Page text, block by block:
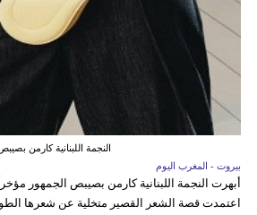
النجمة اللبنانية كارمن
بيروت - المغرب اليوم
أبهرت النجمة اللبنانية كارمن بصيبص الجمهور
اعتمدت قصة الشعر القصير متخلية عن شعرها